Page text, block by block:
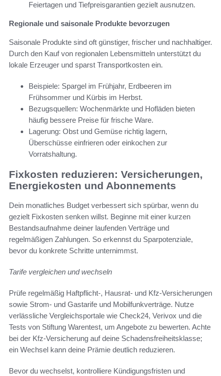
Feiertagen und Tiefpreisgarantien gezielt ausnutzen.
Regionale und saisonale Produkte bevorzugen
Saisonale Produkte sind oft günstiger, frischer und nachhaltiger.
Durch den Kauf von regionalen Lebensmitteln unterstützt du
lokale Erzeuger und sparst Transportkosten ein.
Beispiele: Spargel im Frühjahr, Erdbeeren im
Frühsommer und Kürbis im Herbst.
Bezugsquellen: Wochenmärkte und Hofläden bieten
häufig bessere Preise für frische Ware.
Lagerung: Obst und Gemüse richtig lagern,
Überschüsse einfrieren oder einkochen zur
Vorratshaltung.
Fixkosten reduzieren: Versicherungen,
Energiekosten und Abonnements
Dein monatliches Budget verbessert sich spürbar, wenn du
gezielt Fixkosten senken willst. Beginne mit einer kurzen
Bestandsaufnahme deiner laufenden Verträge und
regelmäßigen Zahlungen. So erkennst du Sparpotenziale,
bevor du konkrete Schritte unternimmst.
Tarife vergleichen und wechseln
Prüfe regelmäßig Haftpflicht-, Hausrat- und Kfz-Versicherungen
sowie Strom- und Gastarife und Mobilfunkverträge. Nutze
verlässliche Vergleichsportale wie Check24, Verivox und die
Tests von Stiftung Warentest, um Angebote zu bewerten. Achte
bei der Kfz-Versicherung auf deine Schadensfreiheitsklasse;
ein Wechsel kann deine Prämie deutlich reduzieren.
Bevor du wechselst, kontrolliere Kündigungsfristen und